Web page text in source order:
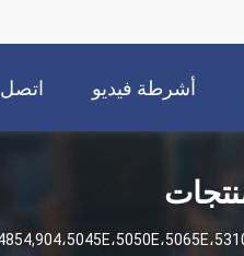
أشرطة فيديو اتصل